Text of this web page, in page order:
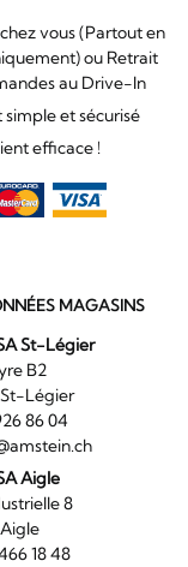
vous (Partout en
ou Retrait
au Drive-In
simple et sécurisé
efficace !
MAGASINS
St-Légier
Veyre B2
St-Légier
86 04
Aigle
8
Aigle
18 48